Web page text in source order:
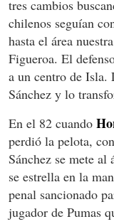
tres cambios
chilenos seguían
hasta el área
Figueroa. El
a un centro de Isla.
Sánchez y lo
En el 82 cuando
perdió la pelota,
Sánchez se mete al
se estrella en la
penal sancionado
jugador de Pumas